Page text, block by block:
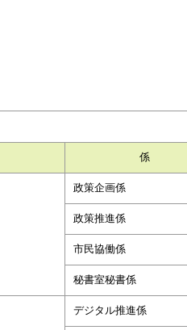
係
政策企画係
政策推進係
市民協働係
秘書室秘書係
デジタル推進係